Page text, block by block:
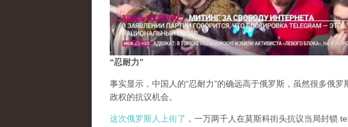
“忍耐力”
事实显示，中国人的“忍耐力”的确远高于俄罗斯，虽然很多俄
政权的抗议机会。
这次俄罗斯人上街了 ，一万两千人在莫斯科街头抗议当局封锁